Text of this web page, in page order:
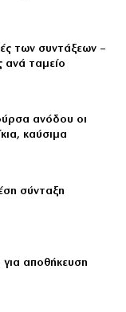
των συντάξεων –
ανά ταμείο
ανόδου οι
καύσιμα
σύνταξη
για αποθήκευση